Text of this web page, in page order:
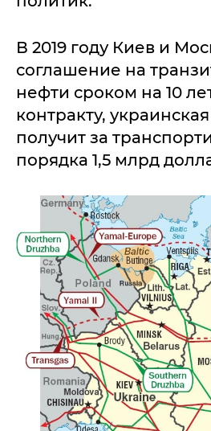
В 2019 году Киев и
соглашение на
нефти сроком на 10
контракту,
получит за
порядка 1,5 млрд